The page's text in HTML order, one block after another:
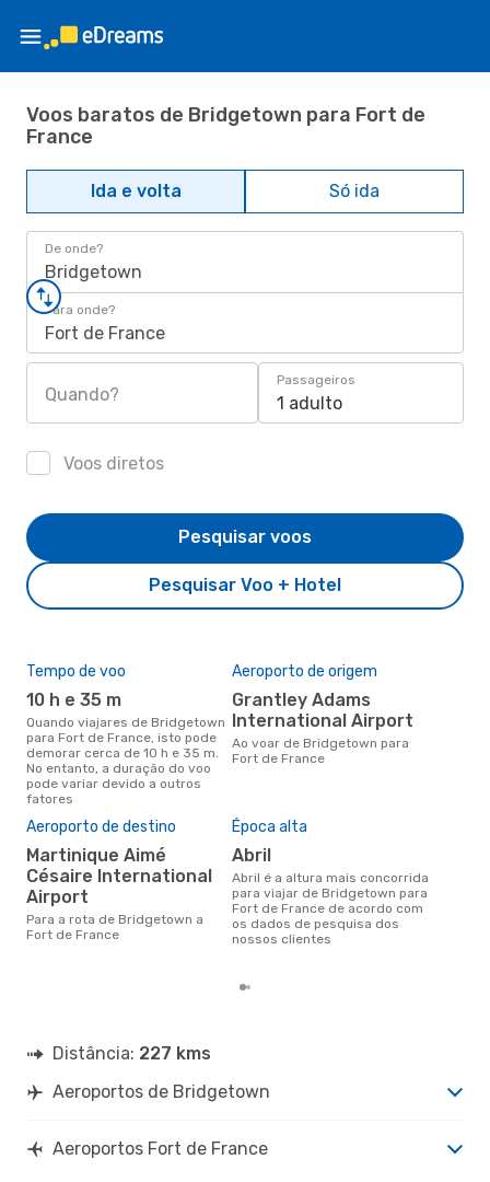
Voos baratos de Bridgetown para Fort de
France
Ida e volta Só ida
De onde?
Bridgetown
Para onde?
Fort de France
Quando?
Passageiros
1 adulto
Voos diretos
Pesquisar Voo + Hotel
Pesquisar voos
Tempo de voo
10 h e 35 m
Quando viajares de Bridgetown
para Fort de France, isto pode
demorar cerca de 10 h e 35 m.
No entanto, a duração do voo
pode variar devido a outros
fatores
Aeroporto de origem
Grantley Adams
International Airport
Ao voar de Bridgetown para
Fort de France
Aeroporto de destino
Martinique Aimé
Césaire International
Airport
Para a rota de Bridgetown a
Fort de France
Época alta
abril
abril é a altura mais concorrida
para viajar de Bridgetown para
Fort de France de acordo com
os dados de pesquisa dos
nossos clientes
Distância: 227 kms
Aeroportos de Bridgetown
Aeroportos Fort de France